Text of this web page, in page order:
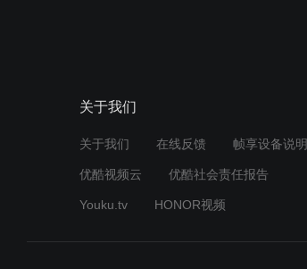
关于我们
关于我们 在线反馈 帧享设备说明
优酷视频云 优酷社会责任报告
Youku.tv HONOR视频